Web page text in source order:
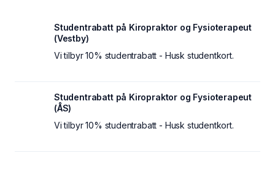
Studentrabatt på Kiropraktor og Fysioterapeut
(Vestby)
Vi tilbyr 10% studentrabatt - Husk studentkort.
Studentrabatt på Kiropraktor og Fysioterapeut
(ÅS)
Vi tilbyr 10% studentrabatt - Husk studentkort.